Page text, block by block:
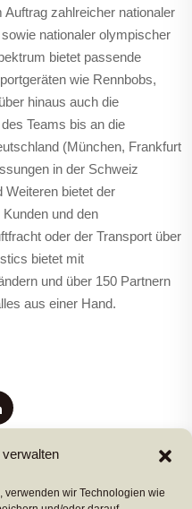
verwenden wir Technologien wie
zahlreicher nationaler
nationaler olympischer
bietet passende
wie Rennbobs,
hinaus auch die
Teams bis an die
(München, Frankfurt
in der Schweiz
Weiteren bietet der
und den
oder der Transport über
bietet mit
und über 150 Partnern
aus einer Hand.
POST